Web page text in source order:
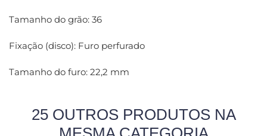
Tamanho do grão: 36
Fixação (disco): Furo perfurado
Tamanho do furo: 22,2 mm
25 OUTROS PRODUTOS NA